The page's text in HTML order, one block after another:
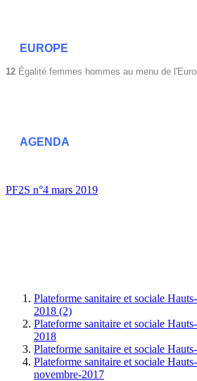
EUROPE
12 Égalité femmes hommes au menu de
AGENDA
PF2S n°4 mars 2019
Plateforme sanitaire et sociale
2018 (2)
Plateforme sanitaire et sociale
2018
Plateforme sanitaire et sociale
Plateforme sanitaire et sociale
novembre-2017